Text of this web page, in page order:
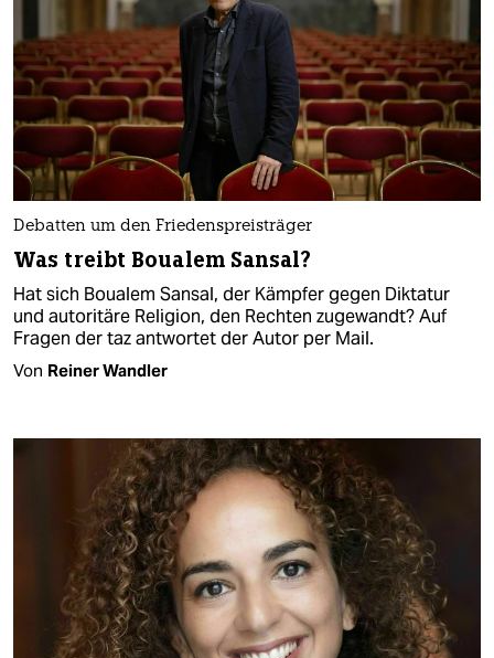
Debatten um den Friedenspreisträger
Was treibt Boualem Sansal?
Hat sich Boualem Sansal, der Kämpfer gegen Diktatur
und autoritäre Religion, den Rechten zugewandt? Auf
Fragen der taz antwortet der Autor per Mail.
Von Reiner Wandler